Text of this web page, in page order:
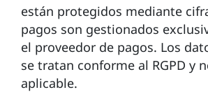
están protegidos mediante
pagos son gestionados
el proveedor de pagos. Los
se tratan conforme al RGPD y
aplicable.